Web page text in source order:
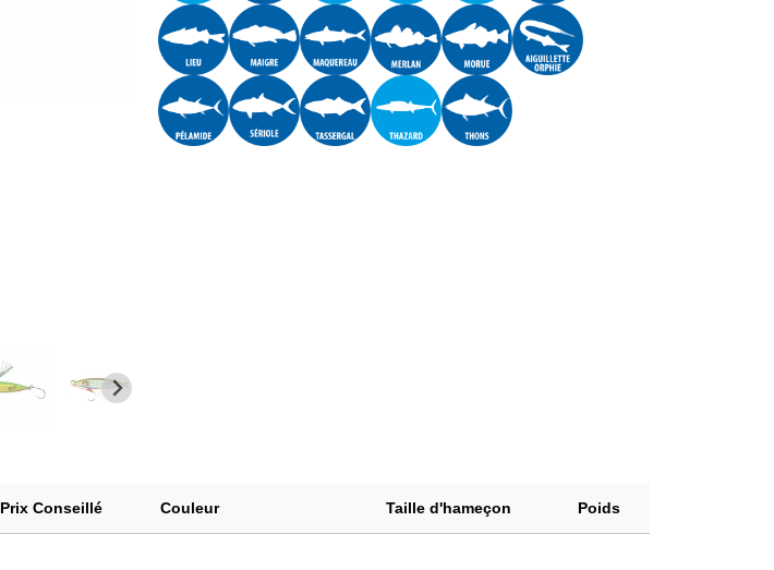
Prix Conseillé Couleur Taille d'hameçon Poids